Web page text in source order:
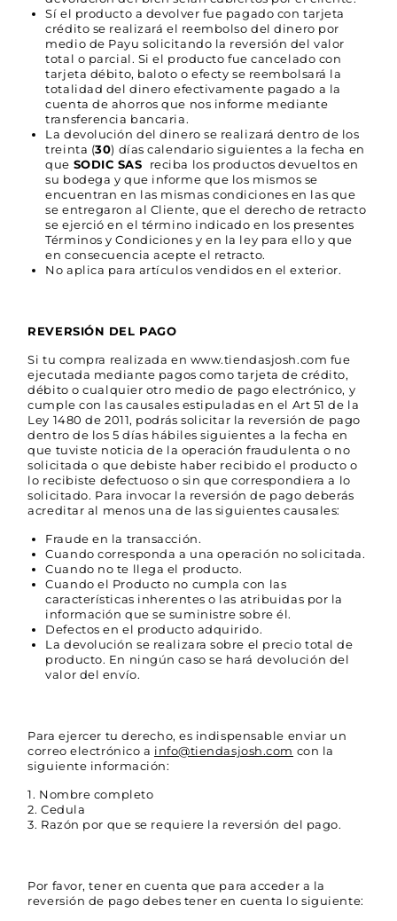
Sí el producto a devolver fue pagado con tarjeta
crédito se realizará el reembolso del dinero por
medio de Payu solicitando la reversión del valor
total o parcial. Si el producto fue cancelado con
tarjeta débito, baloto o efecty se reembolsará la
totalidad del dinero efectivamente pagado a la
cuenta de ahorros que nos informe mediante
transferencia bancaria.
La devolución del dinero se realizará dentro de los
treinta (30) días calendario siguientes a la fecha en
que SODIC SAS
reciba los productos devueltos en
su bodega y que informe que los mismos se
encuentran en las mismas condiciones en las que
se entregaron al Cliente, que el derecho de retracto
se ejerció en el término indicado en los presentes
Términos y Condiciones y en la ley para ello y que
en consecuencia acepte el retracto.
No aplica para artículos vendidos en el exterior.
REVERSIÓN DEL PAGO
Si tu compra realizada en www.tiendasjosh.com fue
ejecutada mediante pagos como tarjeta de crédito,
débito o cualquier otro medio de pago electrónico, y
cumple con las causales estipuladas en el Art 51 de la
Ley 1480 de 2011, podrás solicitar la reversión de pago
dentro de los 5 días hábiles siguientes a la fecha en
que tuviste noticia de la operación fraudulenta o no
solicitada o que debiste haber recibido el producto o
lo recibiste defectuoso o sin que correspondiera a lo
solicitado. Para invocar la reversión de pago deberás
acreditar al menos una de las siguientes causales:
Fraude en la transacción.
Cuando corresponda a una operación no solicitada.
Cuando no te llega el producto.
Cuando el Producto no cumpla con las
características inherentes o las atribuidas por la
información que se suministre sobre él.
Defectos en el producto adquirido.
La devolución se realizara sobre el precio total de
producto. En ningún caso se hará devolución del
valor del envío.
Para ejercer tu derecho, es indispensable enviar un
correo electrónico a info@tiendasjosh.com con la
siguiente información:
Nombre completo
Cedula
Razón por que se requiere la reversión del pago.
Por favor, tener en cuenta que para acceder a la
reversión de pago debes tener en cuenta lo siguiente: